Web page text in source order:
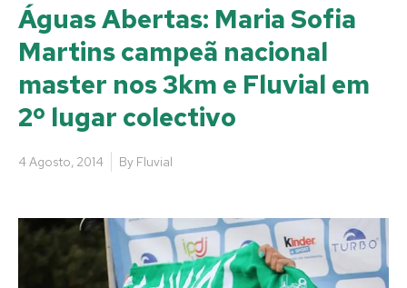
Águas Abertas: Maria Sofia
Martins campeã nacional
master nos 3km e Fluvial em
2º lugar colectivo
4 Agosto, 2014 By Fluvial